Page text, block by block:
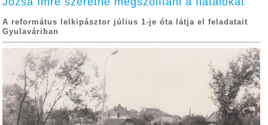
A református lelkipásztor július 1-je óta látja el feladatait
Gyulaváriban